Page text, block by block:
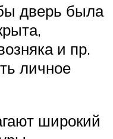
дверь была
и пр.
личное
широкий